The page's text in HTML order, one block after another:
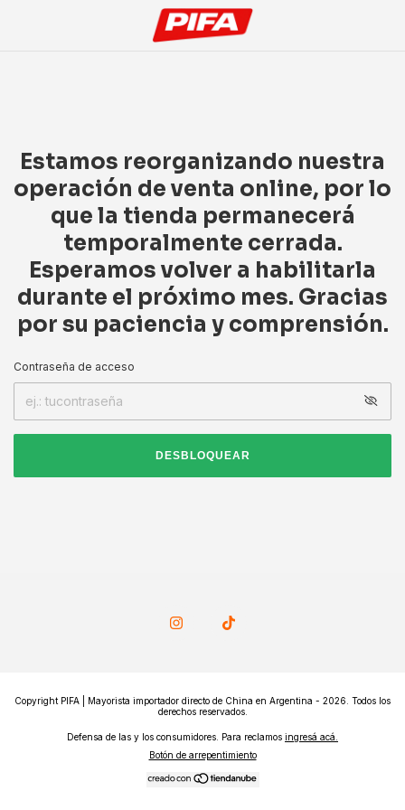
Estamos reorganizando nuestra
operación de venta online, por lo
que la tienda permanecerá
temporalmente cerrada.
Esperamos volver a habilitarla
durante el próximo mes. Gracias
por su paciencia y comprensión.
Contraseña de acceso
DESBLOQUEAR
Copyright PIFA | Mayorista importador directo de China en Argentina - 2026. Todos los
derechos reservados.
Defensa de las y los consumidores. Para reclamos ingresá acá.
Botón de arrepentimiento